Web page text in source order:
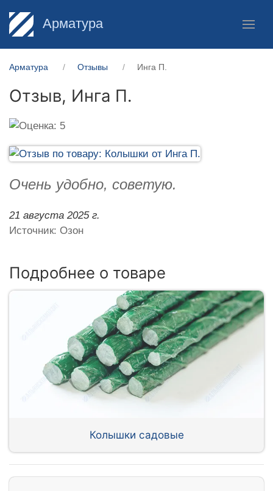
Арматура
Арматура Отзывы Инга П.
Отзыв, Инга П.
Очень удобно, советую.
21 августа 2025 г.
Источник: Озон
Подробнее о товаре
Колышки садовые